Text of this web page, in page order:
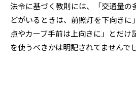
法令に基づく教則には、「交通量の
どがいるときは、前照灯を下向き
点やカーブ手前は上向きに」とだけ
を使うべきかは明記されてませんで